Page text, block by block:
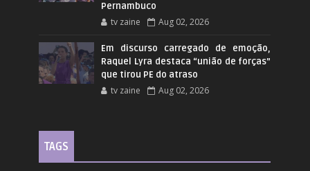
Pernambuco
tv zaine Aug 02, 2026
Em discurso carregado de emoção,
Raquel Lyra destaca “união de forças”
que tirou PE do atraso
tv zaine Aug 02, 2026
TAGS